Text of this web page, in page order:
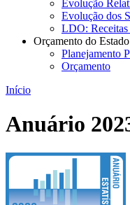
Evolução
Evolução dos
LDO: Receitas
Orçamento do
Planejamento
Orçamento
Início
Anuário